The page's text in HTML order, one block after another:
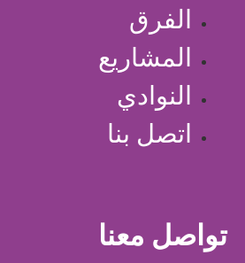
الفرق
المشاريع
النوادي
اتصل بنا
تواصل معنا